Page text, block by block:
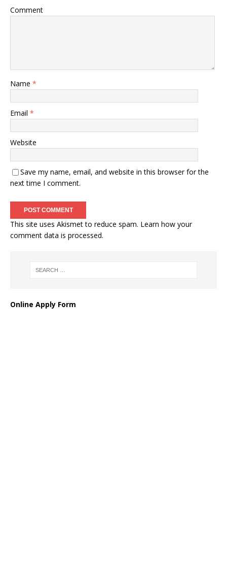
Comment
Name *
Email *
Website
Save my name, email, and website in this browser for the
next time I comment.
This site uses Akismet to reduce spam. Learn how your
comment data is processed.
Online Apply Form